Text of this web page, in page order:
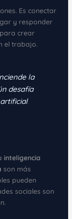
Es conectar
y responder
crear
el trabajo.
la
desafía
inteligencia
son más
pueden
sociales son